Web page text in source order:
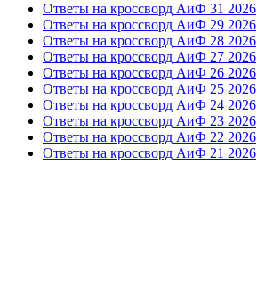
Ответы на кроссворд АиФ 31 2026
Ответы на кроссворд АиФ 29 2026
Ответы на кроссворд АиФ 28 2026
Ответы на кроссворд АиФ 27 2026
Ответы на кроссворд АиФ 26 2026
Ответы на кроссворд АиФ 25 2026
Ответы на кроссворд АиФ 24 2026
Ответы на кроссворд АиФ 23 2026
Ответы на кроссворд АиФ 22 2026
Ответы на кроссворд АиФ 21 2026